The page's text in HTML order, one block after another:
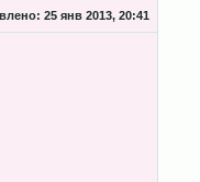
25 янв 2013, 20:41